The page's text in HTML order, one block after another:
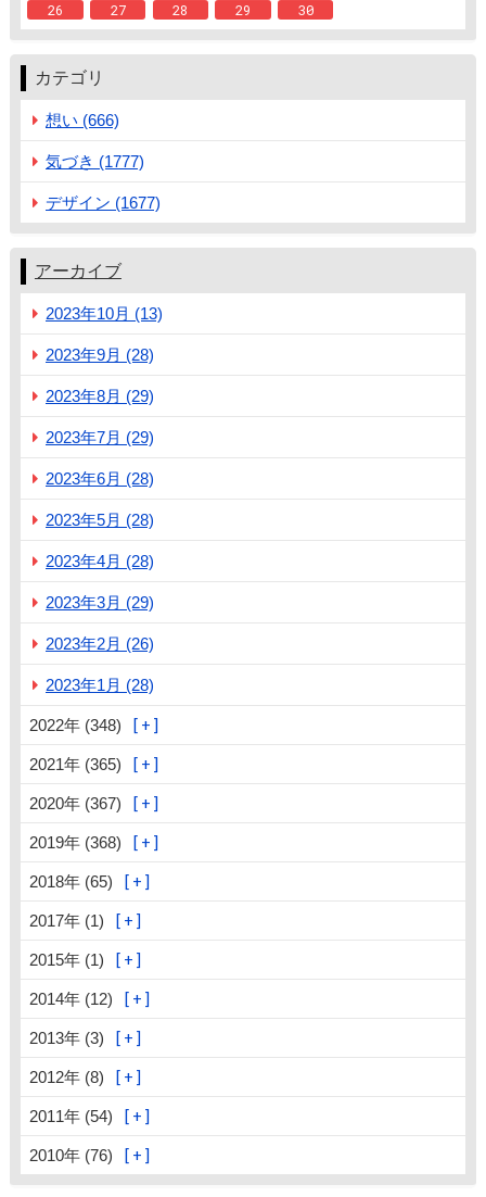
26
27 28 29 30
カテゴリ
想い (666)
気づき (1777)
デザイン (1677)
アーカイブ
2023年10月 (13)
2023年9月 (28)
2023年8月 (29)
2023年7月 (29)
2023年6月 (28)
2023年5月 (28)
2023年4月 (28)
2023年3月 (29)
2023年2月 (26)
2023年1月 (28)
2022年 (348)
2021年 (365)
2020年 (367)
2019年 (368)
2018年 (65)
2017年 (1)
2015年 (1)
2014年 (12)
2013年 (3)
2012年 (8)
2011年 (54)
2010年 (76)